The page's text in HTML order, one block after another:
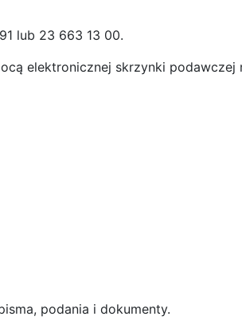
lub 23 663 13 00.
elektronicznej skrzynki podawczej
podania i dokumenty.